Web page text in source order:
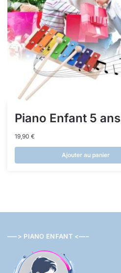
Piano Enfant 5 ans
19,90 €
Ajouter au panier
—–> PIANO ENFANT <—–